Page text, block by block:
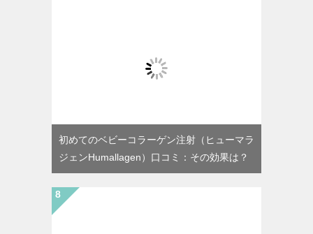
初めてのベビーコラーゲン注射（ヒューマラ
ジェンHumallagen）口コミ：その効果は？